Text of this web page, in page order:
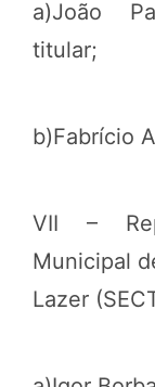
a)João
titular;
b)Fabrício
VII –
Municipal
Lazer